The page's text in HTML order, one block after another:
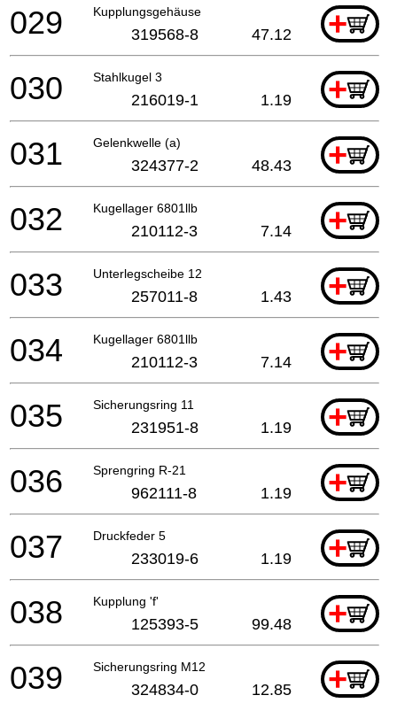
Kupplungsgehäuse +
029 319568-8 47.12
Stahlkugel 3 +
030 216019-1 1.19
Gelenkwelle (a) +
031 324377-2 48.43
Kugellager 6801llb +
032 210112-3 7.14
Unterlegscheibe 12 +
033 257011-8 1.43
Kugellager 6801llb +
034 210112-3 7.14
Sicherungsring 11 +
035 231951-8 1.19
Sprengring R-21 +
036 962111-8 1.19
Druckfeder 5 +
037 233019-6 1.19
Kupplung 'f' +
038 125393-5 99.48
Sicherungsring M12 +
039 324834-0 12.85